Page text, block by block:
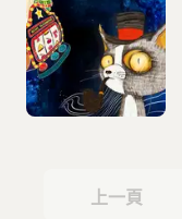
上一頁
上一頁